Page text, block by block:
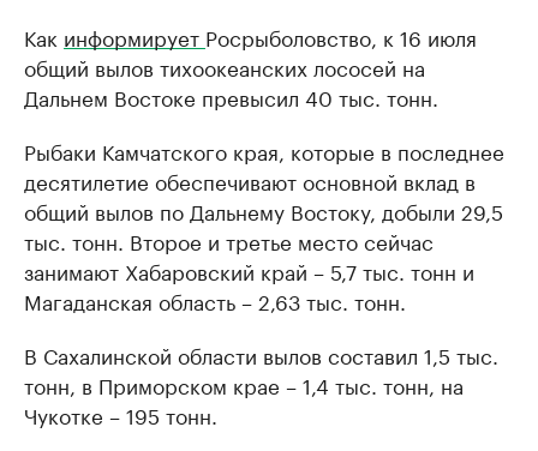
Как информирует Росрыболовство, к 16 июля
общий вылов тихоокеанских лососей на
Дальнем Востоке превысил 40 тыс. тонн.
Рыбаки Камчатского края, которые в последнее
десятилетие обеспечивают основной вклад в
общий вылов по Дальнему Востоку, добыли 29,5
тыс. тонн. Второе и третье место сейчас
занимают Хабаровский край – 5,7 тыс. тонн и
Магаданская область – 2,63 тыс. тонн.
В Сахалинской области вылов составил 1,5 тыс.
тонн, в Приморском крае – 1,4 тыс. тонн, на
Чукотке – 195 тонн.